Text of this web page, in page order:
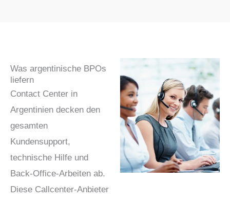
Was argentinische BPOs
liefern
Contact Center in
Argentinien decken den
gesamten
Kundensupport,
technische Hilfe und
Back-Office-Arbeiten ab.
Diese Callcenter-Anbieter